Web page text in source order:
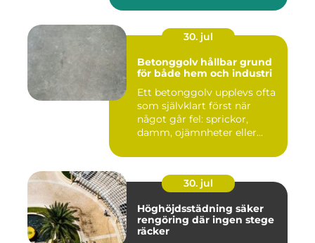
30. jul
Betonggolv hållbar grund
för både hem och industri
Ett betonggolv upplevs ofta
som självklart först när
något går fel: sprickor,
damm, ojämnheter eller...
30. jul
Höghöjdsstädning säker
rengöring där ingen stege
räcker